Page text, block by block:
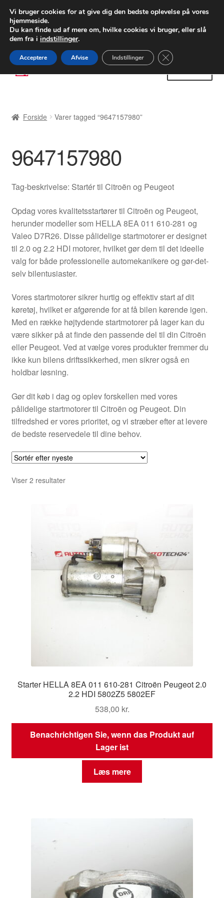
LEVERING fra 55 kr.
FEDEX verdensomspændende forsendelse
80 82 72 02
Spring
til
Spring
til
Betalinger
Kasse
Kontakte
Kurv
Min Konto
Om os
Privatlivspolitik
Forside Varer tagged “9647157980”
9647157980
Tag-beskrivelse: Startér til Citroën og Peugeot
Opdag vores kvalitetsstartører til Citroën og Peugeot,
herunder modeller som HELLA 8EA 011 610-281 og
Valeo D7R26. Disse pålidelige startmotorer er designet
til 2.0 og 2.2 HDI motorer, hvilket gør dem til det ideelle
valg for både professionelle automekanikere og gør-det-
selv bilentusiaster.
Vores startmotorer sikrer hurtig og effektiv start af dit
køretøj, hvilket er afgørende for at få bilen kørende igen.
Med en række højtydende startmotorer på lager kan du
være sikker på at finde den passende del til din Citroën
eller Peugeot. Ved at vælge vores produkter fremmer du
ikke kun bilens driftssikkerhed, men sikrer også en
holdbar løsning.
Gør dit køb i dag og oplev forskellen med vores
pålidelige startmotorer til Citroën og Peugeot. Din
tilfredshed er vores prioritet, og vi stræber efter at levere
de bedste reservedele til dine behov.
Viser 2 resultaterSorteret
Starter HELLA 8EA 011 610-281 Citroën Peugeot 2.0
2.2 HDI 5802Z5 5802EF
538,00 kr.
Benachrichtigen Sie, wenn das Produkt auf
Lager ist
Læs mere
Vi bruger cookies for at give dig den bedste oplevelse på vores
hjemmeside.
Du kan finde ud af mere om, hvilke cookies vi bruger, eller slå
dem fra i indstillinger.
Acceptere Afvise Indstillinger Close GDPR